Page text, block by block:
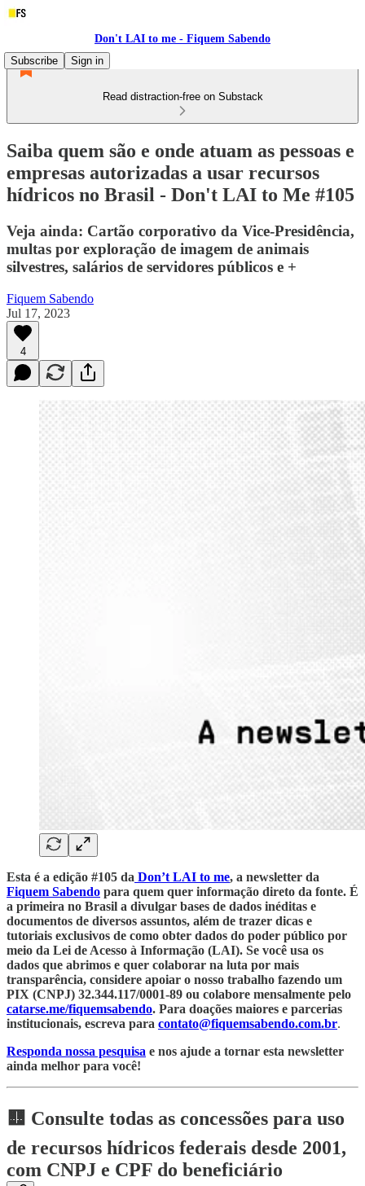
Don't LAI to me - Fiquem Sabendo
Subscribe
Sign in
Read distraction-free on Substack
Saiba quem são e onde atuam as pessoas e
empresas autorizadas a usar recursos
hídricos no Brasil - Don't LAI to Me #105
Veja ainda: Cartão corporativo da Vice-Presidência,
multas por exploração de imagem de animais
silvestres, salários de servidores públicos e +
Fiquem Sabendo
Jul 17, 2023
4
Esta é a edição #105 da Don’t LAI to me, a newsletter da
Fiquem Sabendo para quem quer informação direto da fonte. É
a primeira no Brasil a divulgar bases de dados inéditas e
documentos de diversos assuntos, além de trazer dicas e
tutoriais exclusivos de como obter dados do poder público por
meio da Lei de Acesso à Informação (LAI). Se você usa os
dados que abrimos e quer colaborar na luta por mais
transparência, considere apoiar o nosso trabalho fazendo um
PIX (CNPJ) 32.344.117/0001-89 ou colabore mensalmente pelo
catarse.me/fiquemsabendo. Para doações maiores e parcerias
institucionais, escreva para contato@fiquemsabendo.com.br.
Responda nossa pesquisa e nos ajude a tornar esta newsletter
ainda melhor para você!
🟨 Consulte todas as concessões para uso
de recursos hídricos federais desde 2001,
com CNPJ e CPF do beneficiário